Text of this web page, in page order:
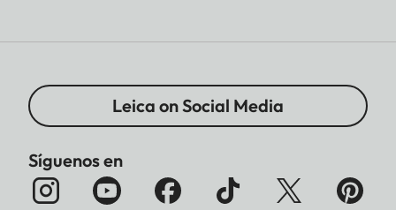
Leica on Social Media
Síguenos en